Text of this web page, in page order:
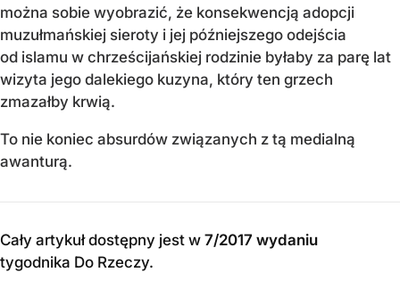
można sobie wyobrazić, że konsekwencją adopcji
muzułmańskiej sieroty i jej późniejszego odejścia
od islamu w chrześcijańskiej rodzinie byłaby za parę lat
wizyta jego dalekiego kuzyna, który ten grzech
zmazałby krwią.
To nie koniec absurdów związanych z tą medialną
awanturą.
Cały artykuł dostępny jest w 7/2017 wydaniu
tygodnika Do Rzeczy.